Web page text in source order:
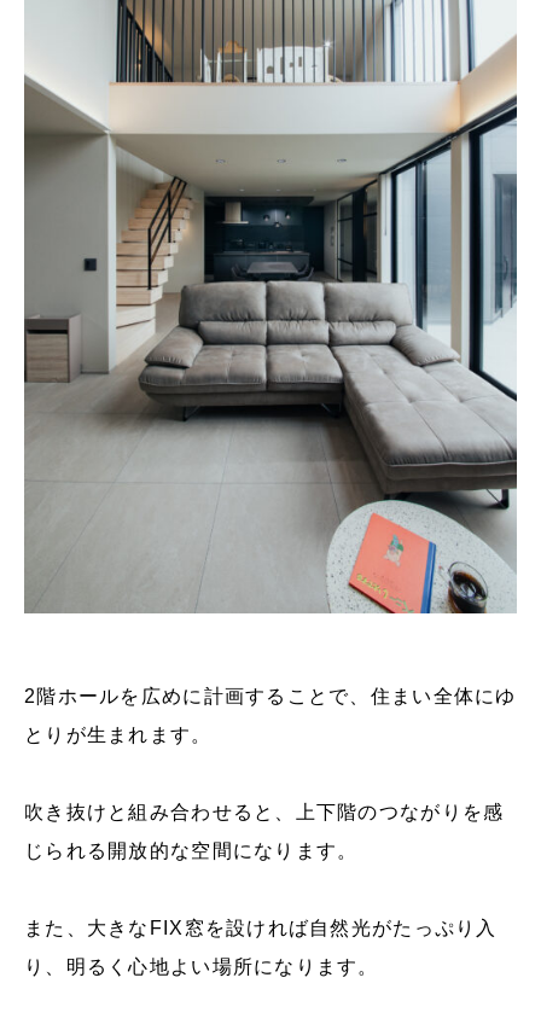
2階ホールを広めに計画することで、住まい全体にゆ
とりが生まれます。
吹き抜けと組み合わせると、上下階のつながりを感
じられる開放的な空間になります。
また、大きなFIX窓を設ければ自然光がたっぷり入
り、明るく心地よい場所になります。